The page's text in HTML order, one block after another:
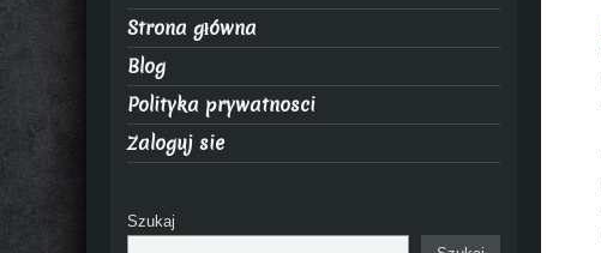
Strona główna
Blog
Polityka prywatnosci
Zaloguj sie
Szukaj